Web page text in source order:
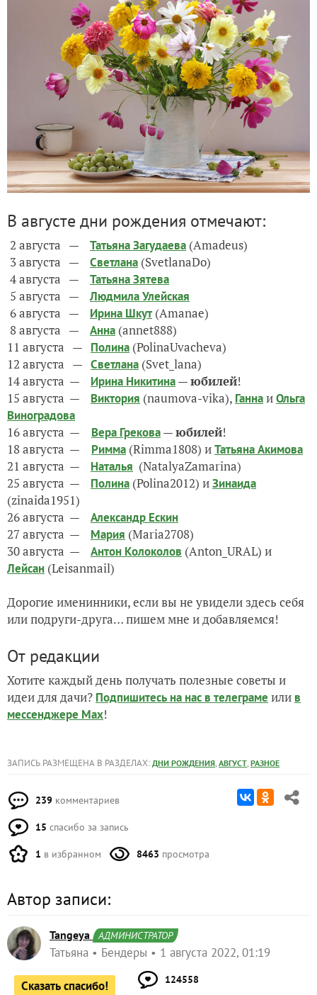
В августе дни рождения отмечают:
2 августа — Татьяна Загудаева (Amadeus)
3 августа — Светлана (SvetlanaDo)
4 августа — Татьяна Зятева
5 августа —Людмила Улейская
6 августа — Ирина Шкут (Amanae)
8 августа — Анна (annet888)
11 августа — Полина (PolinaUvacheva)
12 августа — Светлана (Svet_lana)
14 августа — Ирина Никитина—юбилей!
15 августа — Виктория (naumova-vika), ГаннаиОльга
Виноградова
16 августа — Вера Грекова—юбилей!
18 августа —
Римма (Rimma1808) иТатьяна Акимова
21 августа — Наталья (NatalyaZamarina)
25 августа — Полина (Polina2012) иЗинаида
(zinaida1951)
26 августа — Александр Ескин
27 августа — Мария (Maria2708)
30 августа — Антон Колоколов (Anton_URAL) и
Лейсан (Leisanmail)
Дорогие именинники, если вы не увидели здесь себя
или подруги-друга… пишем мне и добавляемся!
От редакции
Хотите каждый день получать полезные советы и
идеи для дачи? Подпишитесь на нас в телеграме или в
мессенджере Max!
ЗАПИСЬ РАЗМЕЩЕНА В РАЗДЕЛАХ: ДНИ РОЖДЕНИЯ, АВГУСТ, РАЗНОЕ
239 комментариев
15 спасибо за запись
1 в избранном 8463 просмотра
Автор записи:
Tangeya АДМИНИСТРАТОР
Татьяна Бендеры 1 августа 2022, 01:19
Сказать спасибо! 124558